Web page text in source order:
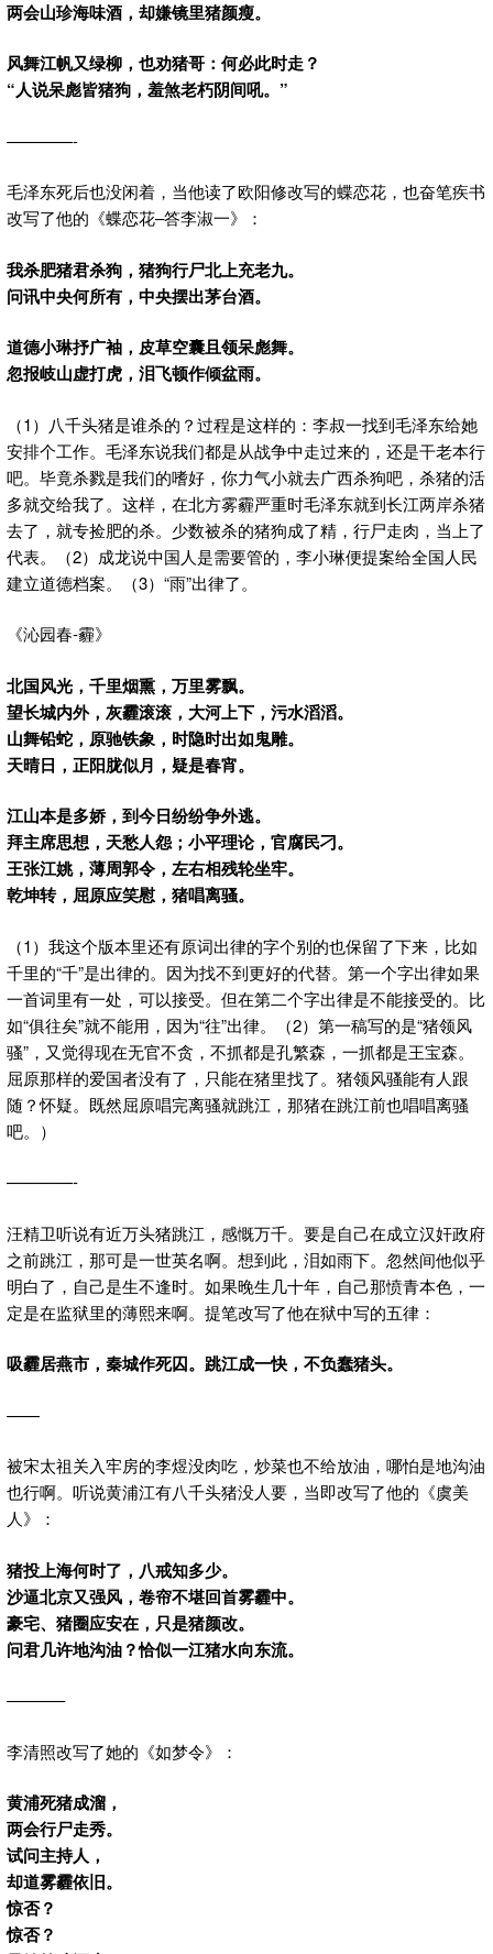
两会山珍海味酒，却嫌镜里猪颜瘦。
风舞江帆又绿柳，也劝猪哥：何必此时走？
“人说呆彪皆猪狗，羞煞老朽阴间吼。”
————-
毛泽东死后也没闲着，当他读了欧阳修改写的蝶恋花，也奋笔疾书
改写了他的《蝶恋花–答李淑一》：
我杀肥猪君杀狗，猪狗行尸北上充老九。
问讯中央何所有，中央摆出茅台酒。
道德小琳抒广袖，皮草空囊且领呆彪舞。
忽报岐山虚打虎，泪飞顿作倾盆雨。
（1）八千头猪是谁杀的？过程是这样的：李叔一找到毛泽东给她
安排个工作。毛泽东说我们都是从战争中走过来的，还是干老本行
吧。毕竟杀戮是我们的嗜好，你力气小就去广西杀狗吧，杀猪的活
多就交给我了。这样，在北方雾霾严重时毛泽东就到长江两岸杀猪
去了，就专捡肥的杀。少数被杀的猪狗成了精，行尸走肉，当上了
代表。（2）成龙说中国人是需要管的，李小琳便提案给全国人民
建立道德档案。（3）“雨”出律了。
《沁园春-霾》
北国风光，千里烟熏，万里雾飘。
望长城内外，灰霾滚滚，大河上下，污水滔滔。
山舞铅蛇，原驰铁象，时隐时出如鬼雕。
天晴日，正阳胧似月，疑是春宵。
江山本是多娇，到今日纷纷争外逃。
拜主席思想，天愁人怨；小平理论，官腐民刁。
王张江姚，薄周郭令，左右相残轮坐牢。
乾坤转，屈原应笑慰，猪唱离骚。
（1）我这个版本里还有原词出律的字个别的也保留了下来，比如
千里的“千”是出律的。因为找不到更好的代替。第一个字出律如果
一首词里有一处，可以接受。但在第二个字出律是不能接受的。比
如“俱往矣”就不能用，因为“往”出律。（2）第一稿写的是“猪领风
骚”，又觉得现在无官不贪，不抓都是孔繁森，一抓都是王宝森。
屈原那样的爱国者没有了，只能在猪里找了。猪领风骚能有人跟
随？怀疑。既然屈原唱完离骚就跳江，那猪在跳江前也唱唱离骚
吧。）
————-
汪精卫听说有近万头猪跳江，感慨万千。要是自己在成立汉奸政府
之前跳江，那可是一世英名啊。想到此，泪如雨下。忽然间他似乎
明白了，自己是生不逢时。如果晚生几十年，自己那愤青本色，一
定是在监狱里的薄熙来啊。提笔改写了他在狱中写的五律：
吸霾居燕市，秦城作死囚。跳江成一快，不负蠢猪头。
——
被宋太祖关入牢房的李煜没肉吃，炒菜也不给放油，哪怕是地沟油
也行啊。听说黄浦江有八千头猪没人要，当即改写了他的《虞美
人》：
猪投上海何时了，八戒知多少。
沙逼北京又强风，卷帘不堪回首雾霾中。
豪宅、猪圈应安在，只是猪颜改。
问君几许地沟油？恰似一江猪水向东流。
———–
李清照改写了她的《如梦令》：
黄浦死猪成溜，
两会行尸走秀。
试问主持人，
却道雾霾依旧。
惊否？
惊否？